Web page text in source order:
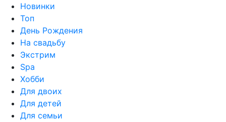
Новинки
Топ
День Рождения
На свадьбу
Экстрим
Spa
Хобби
Для двоих
Для детей
Для семьи